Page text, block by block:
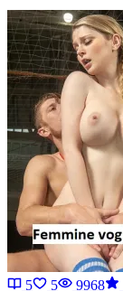
5
5 9968